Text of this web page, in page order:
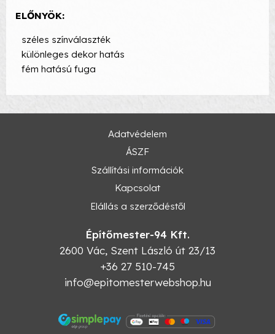
ELŐNYÖK:
széles színválaszték
különleges dekor hatás
fém hatású fuga
Adatvédelem
ÁSZF
Szállítási információk
Kapcsolat
Elállás a szerződéstől
Építőmester-94 Kft.
2600 Vác, Szent László út 23/13
+36 27 510-745
info@epitomesterwebshop.hu